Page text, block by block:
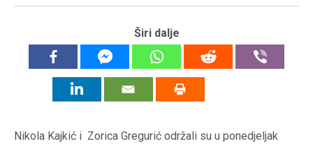
Širi dalje
Nikola Kajkić i Zorica Gregurić održali su u ponedjeljak